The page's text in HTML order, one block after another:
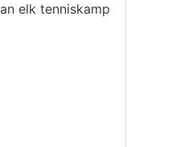
elk tenniskamp